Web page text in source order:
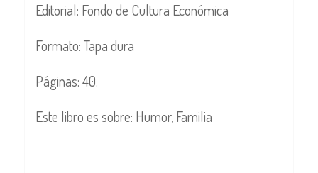
Editorial: Fondo de Cultura Económica
Formato: Tapa dura
Páginas: 40.
Este libro es sobre: Humor, Familia